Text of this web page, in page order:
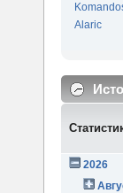
Alaric
2026